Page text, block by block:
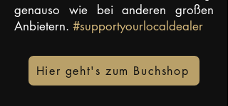
genauso wie bei anderen großen
Anbietern. #supportyourlocaldealer
Hier geht's zum Buchshop